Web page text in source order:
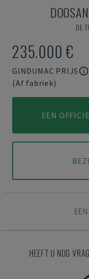
DOOSAN
DE-
235.000 €
GINDUMAC PRIJS
(Af fabriek)
EEN
HEEFT U NOG